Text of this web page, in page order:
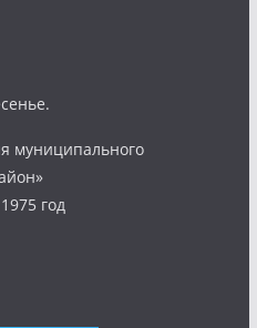
муниципального
год